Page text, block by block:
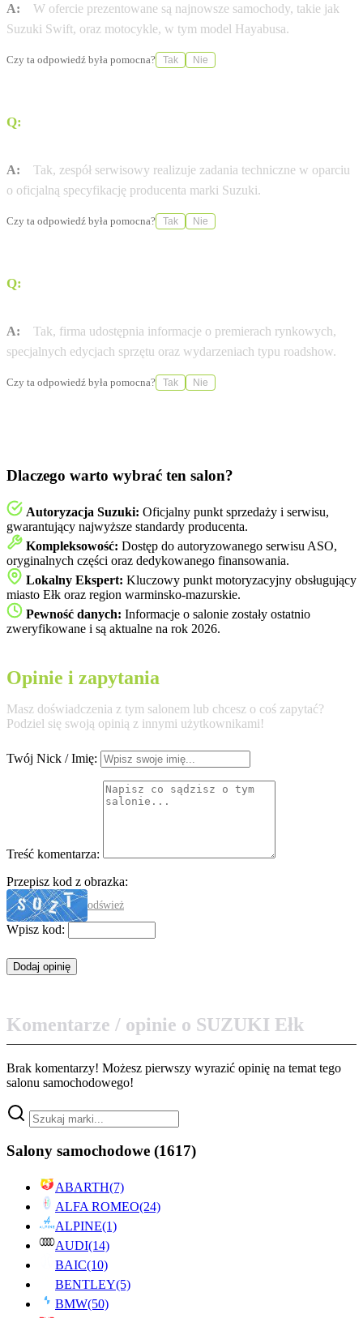
A:
W ofercie prezentowane są najnowsze samochody, takie jak
Suzuki Swift, oraz motocykle, w tym model Hayabusa.
Czy ta odpowiedź była pomocna? Tak Nie
Q:
A:
Tak, zespół serwisowy realizuje zadania techniczne w oparciu
o oficjalną specyfikację producenta marki Suzuki.
Czy ta odpowiedź była pomocna? Tak Nie
Q:
A:
Tak, firma udostępnia informacje o premierach rynkowych,
specjalnych edycjach sprzętu oraz wydarzeniach typu roadshow.
Czy ta odpowiedź była pomocna? Tak Nie
Dlaczego warto wybrać ten salon?
Autoryzacja Suzuki: Oficjalny punkt sprzedaży i serwisu,
gwarantujący najwyższe standardy producenta.
Kompleksowość: Dostęp do autoryzowanego serwisu ASO,
oryginalnych części oraz dedykowanego finansowania.
Lokalny Ekspert: Kluczowy punkt motoryzacyjny obsługujący
miasto Ełk oraz region warminsko-mazurskie.
Pewność danych: Informacje o salonie zostały ostatnio
zweryfikowane i są aktualne na rok 2026.
Opinie i zapytania
Masz doświadczenia z tym salonem lub chcesz o coś zapytać?
Podziel się swoją opinią z innymi użytkownikami!
Twój Nick / Imię:
Treść komentarza:
Przepisz kod z obrazka:
odśwież
Wpisz kod:
Komentarze / opinie o SUZUKI Ełk
Brak komentarzy! Możesz pierwszy wyrazić opinię na temat tego
salonu samochodowego!
Salony samochodowe (1617)
ABARTH(7)
ALFA ROMEO(24)
ALPINE(1)
AUDI(14)
BAIC(10)
BENTLEY(5)
BMW(50)